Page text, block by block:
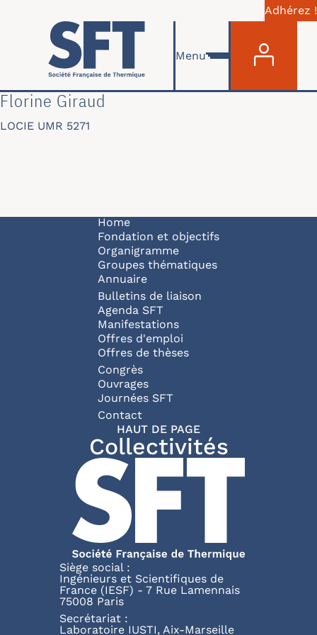
Skip to main content
Adhérez !
Menu
Florine Giraud
LOCIE UMR 5271
Navigation principale
Home
Fondation et objectifs
Organigramme
Groupes thématiques
Annuaire
Bulletins de liaison
Agenda SFT
Manifestations
Offres d'emploi
Offres de thèses
Congrès
Ouvrages
Journées SFT
Pied de page
Contact
HAUT DE PAGE
Collectivités
Siège social :
Ingénieurs et Scientifiques de
France (IESF) - 7 Rue Lamennais
75008 Paris
Secrétariat :
Laboratoire IUSTI, Aix-Marseille